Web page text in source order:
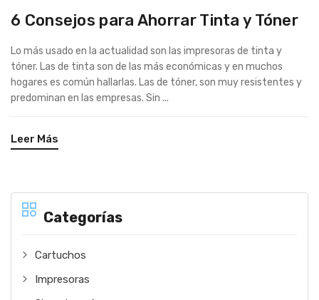
Categorías
Cartuchos
Impresoras
6 Consejos para Ahorrar Tinta y Tóner
Lo más usado en la actualidad son las impresoras de tinta y
tóner. Las de tinta son de las más económicas y en muchos
hogares es común hallarlas. Las de tóner, son muy resistentes y
predominan en las empresas. Sin ...
Leer Más